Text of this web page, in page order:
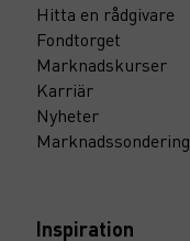
Hitta en rådgivare
Fondtorget
Marknadskurser
Karriär
Nyheter
Marknadssondering
Inspiration